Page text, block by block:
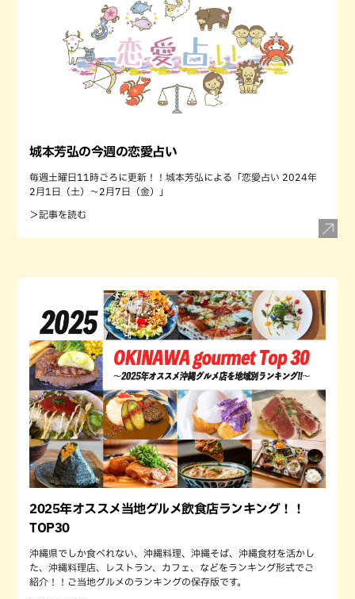
城本芳弘の今週の恋愛占い
毎週土曜日11時ごろに更新！！城本芳弘による「恋愛占い 2024年
2月1日（土）～2月7日（金）」
＞記事を読む
2025年オススメ当地グルメ飲食店ランキング！！
TOP30
沖縄県でしか食べれない、沖縄料理、沖縄そば、沖縄食材を活かし
た、沖縄料理店、レストラン、カフェ、などをランキング形式でご
紹介！！ご当地グルメのランキングの保存版です。